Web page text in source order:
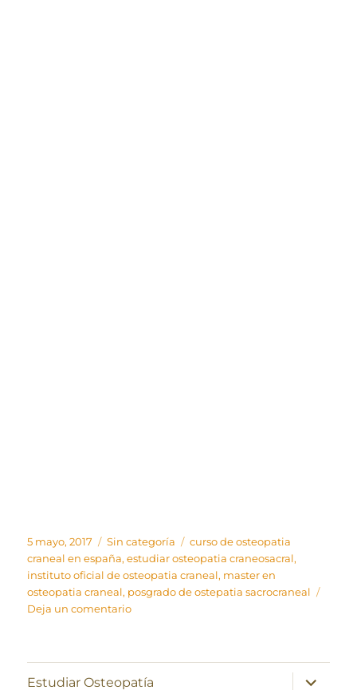
Publicado
el
5 mayo, 2017 Categorías
Sin categoría Etiquetas
curso de osteopatia
craneal en españa,estudiar osteopatia craneosacral,
instituto oficial de osteopatia craneal, master en
osteopatia craneal, posgrado de ostepatia sacrocraneal
Deja un comentarioen
Estudiar Osteopatía
expande